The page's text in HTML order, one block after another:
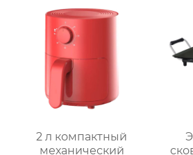
2 л компактный
механический